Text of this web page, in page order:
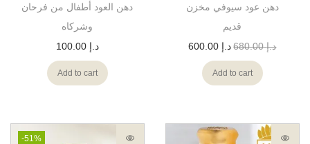
دهن العود أطفال من فرحان
وشركاه
د.إ 100.00
Add to cart
دهن عود سيوفي مخزن
قديم
د.إ680.00 د.إ
Add to cart
-51%